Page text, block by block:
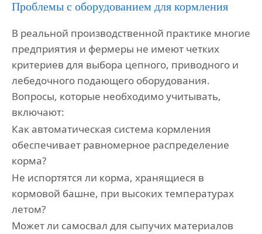
Проблемы с оборудованием для кормления
В реальной производственной практике многие
предприятия и фермеры не имеют четких
критериев для выбора цепного, приводного и
лебедочного подающего оборудования.
Вопросы, которые необходимо учитывать,
включают:
Как автоматическая система кормления
обеспечивает равномерное распределение
корма?
Не испортятся ли корма, хранящиеся в
кормовой башне, при высоких температурах
летом?
Может ли самосвал для сыпучих материалов